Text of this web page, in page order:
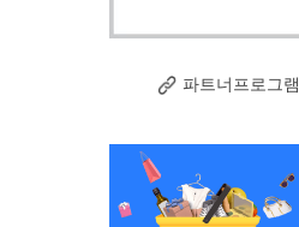
파트너프로그램